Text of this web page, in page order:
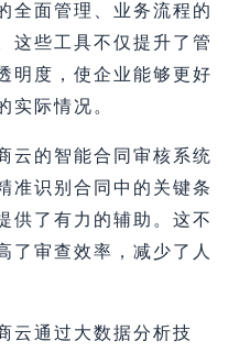
全面管理、业务流程的
这些工具不仅提升了管
明度，使企业能够更好
实际情况。
云的智能合同审核系统
准识别合同中的关键条
供了有力的辅助。这不
了审查效率，减少了人
云通过大数据分析技